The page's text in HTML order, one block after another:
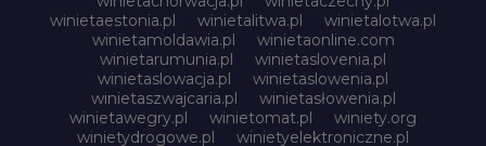
winietaestonia.pl
winietalitwa.pl
winietalotwa.pl
winietamoldawia.pl
winietaonline.com
winietarumunia.pl
winietaslovenia.pl
winietaslowacja.pl
winietaslowenia.pl
winietaszwajcaria.pl
winietasłowenia.pl
winietawegry.pl
winietomat.pl
winiety.org
winietydrogowe.pl
winietyelektroniczne.pl